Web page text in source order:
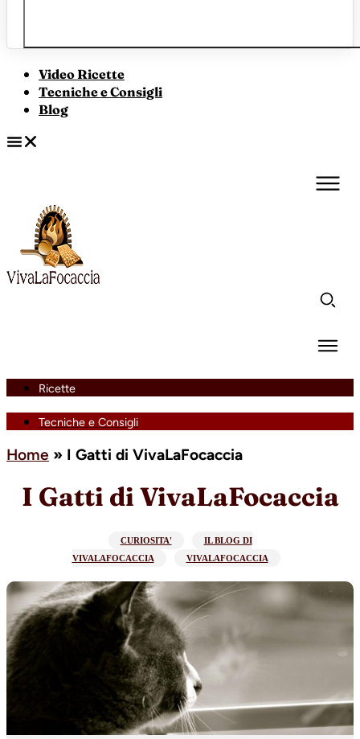
Video Ricette
Tecniche e Consigli
Blog
Ricette
Tecniche e Consigli
Home » I Gatti di VivaLaFocaccia
I Gatti di VivaLaFocaccia
CURIOSITA'
IL BLOG DI
VIVALAFOCACCIA
VIVALAFOCACCIA